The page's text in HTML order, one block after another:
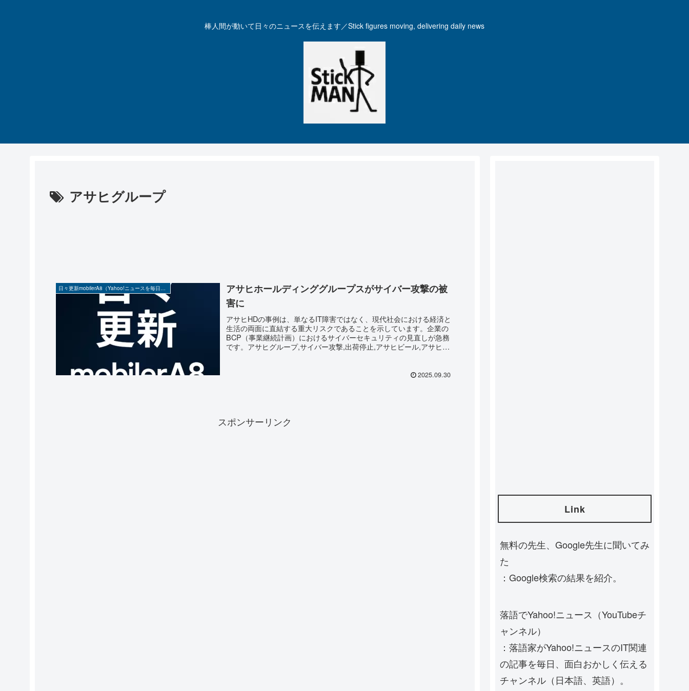
棒人間が動いて日々のニュースを伝えます／Stick figures moving, delivering daily news
アサヒグループ
日々更新mobilerA8（Yahoo!ニュースを毎日ウォッチ）
アサヒホールディンググループスがサイバー攻撃の被
害に
アサヒHDの事例は、単なるIT障害ではなく、現代社会における経済と
生活の両面に直結する重大リスクであることを示しています。企業の
BCP（事業継続計画）におけるサイバーセキュリティの見直しが急務
です。アサヒグループ,サイバー攻撃,出荷停止,アサヒビール,アサヒ飲
2025.09.30
スポンサーリンク
Link
無料の先生、Google先生に聞いてみ
た
：Google検索の結果を紹介。
落語でYahoo!ニュース（YouTubeチ
ャンネル）
：落語家がYahoo!ニュースのIT関連
の記事を毎日、面白おかしく伝える
チャンネル（日本語、英語）。